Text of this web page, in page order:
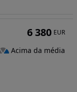
6 380 EUR
Acima da média